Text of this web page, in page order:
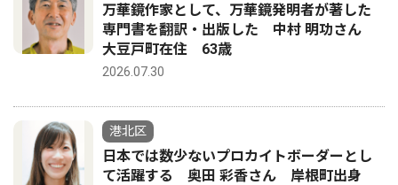
万華鏡作家として、万華鏡発明者が著した
専門書を翻訳・出版した 中村 明功さん
大豆戸町在住 63歳
2026.07.30
港北区
日本では数少ないプロカイトボーダーとし
て活躍する 奥田 彩香さん 岸根町出身